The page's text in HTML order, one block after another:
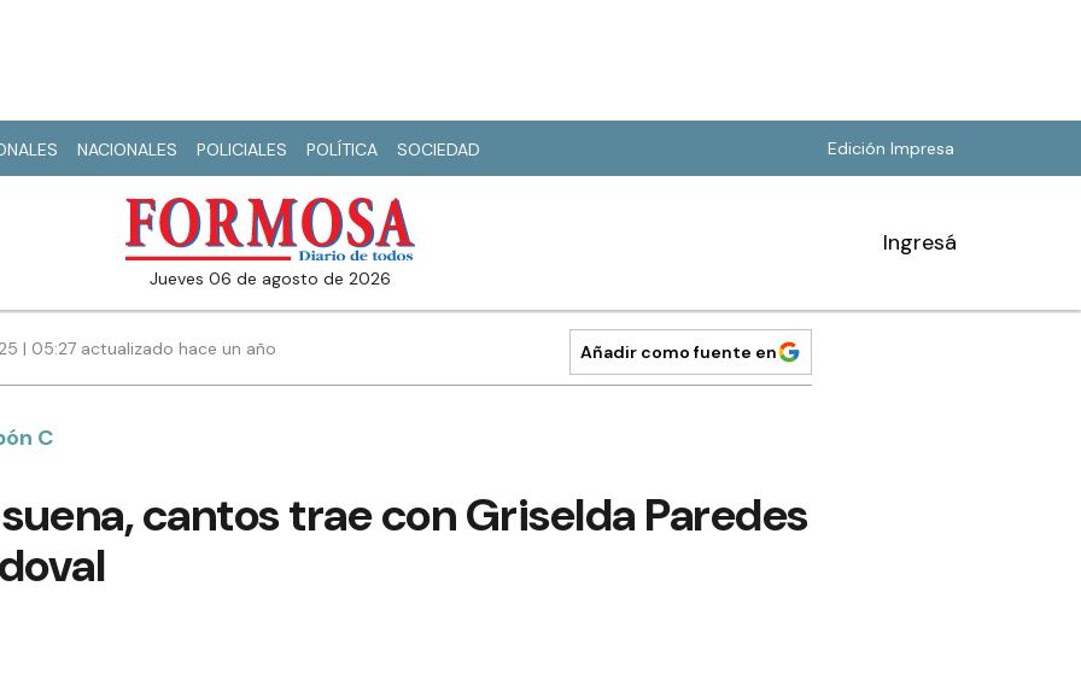
NACIONALES POLICIALES POLÍTICA SOCIEDAD Edición Impresa
jueves 06 de agosto de 2026
Ingresá
| 05:27 actualizado hace un año Añadir como fuente en
C
cantos trae con Griselda Paredes